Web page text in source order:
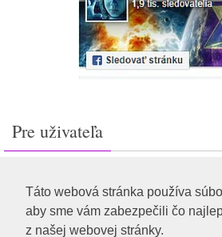
Táto webová stránka používa
aby sme vám zabezpečili čo
z našej webovej stránky.
Pre uživateľa
Feed záznamov
RSS feed komentárov
WordPress.org